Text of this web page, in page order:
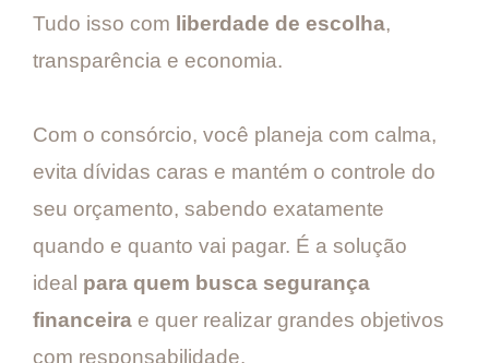
Tudo isso com liberdade de escolha,
transparência e economia.
Com o consórcio, você planeja com calma,
evita dívidas caras e mantém o controle do
seu orçamento, sabendo exatamente
quando e quanto vai pagar. É a solução
ideal para quem busca segurança
financeira e quer realizar grandes objetivos
com responsabilidade.